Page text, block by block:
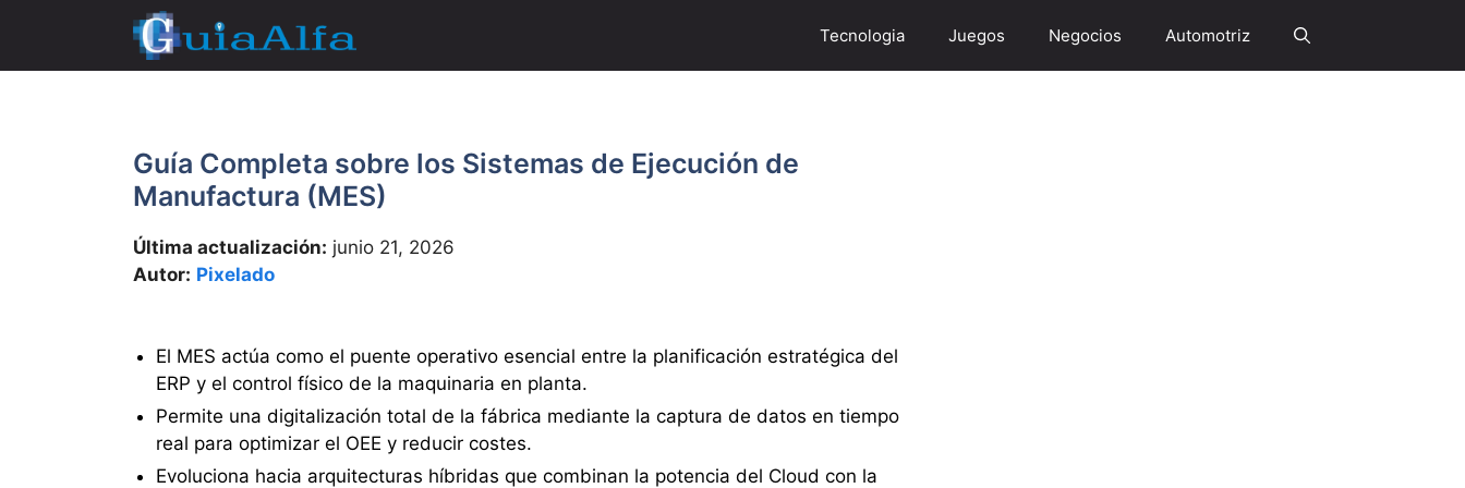
contenido
Tecnologia Juegos Negocios Automotriz
Guía Completa sobre los Sistemas de Ejecución de
Manufactura (MES)
Última actualización: junio 21, 2026
Autor: Pixelado
El MES actúa como el puente operativo esencial entre la planificación estratégica del
ERP y el control físico de la maquinaria en planta.
Permite una digitalización total de la fábrica mediante la captura de datos en tiempo
real para optimizar el OEE y reducir costes.
Evoluciona hacia arquitecturas híbridas que combinan la potencia del Cloud con la